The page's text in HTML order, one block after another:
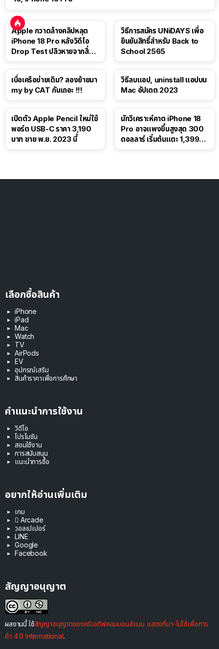
Apple กวาดล้างคลิปหลุด
iPhone 18 Pro หลังวิดีโอ
Drop Test ปลิวหายจากสื่อ
วิธีการสมัคร UNiDAYS เพื่อ
ยืนยันสิทธิ์สำหรับ Back to
School 2565
เบื่อเครือข่ายเดิม? ลองย้ายมา
my by CAT กันเถอะ !!!
วิธีลบแอป, uninstall แอปบน
Mac อัปเดต 2023
เปิดตัว Apple Pencil ใหม่ใช้
พอร์ต USB-C ราคา 3,190
บาท ขาย พ.ย. 2023 นี้
นักวิเคราะห์คาด iPhone 18
Pro อาจแพงขึ้นสูงสุด 300
ดอลลาร์ เริ่มต้นแตะ 1,399
เลือกซื้อสินค้า
iPhone
iPad
Mac
Watch
TV
AirPods
EV
อุปกรณ์เสริม
สินค้าราคาเพื่อการศึกษา
คำแนะนำการใช้งาน
วิดีโอ
โปรโมชัน
สอนใช้งาน
การสนับสนุน
แนะนำการซื้อ
อยากให้อ่านเพิ่มเติม
เกม
 Arcade
วอลเปเปอร์
LINE
Google
Facebook
สัญญาอนุญาต
ผลงานนี้ ใช้สัญญาอนุญาตของครีเอทีฟคอมมอนส์แบบ แสดงที่มา-ไม่ใช้เพื่อการ
ค้า 4.0 International.